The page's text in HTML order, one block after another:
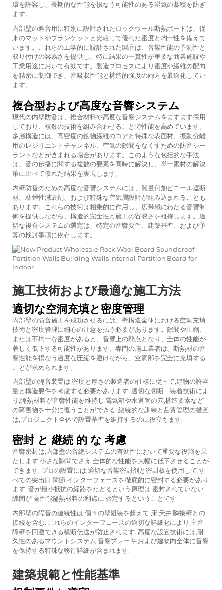
環を許容し、長期的な性能を損なう可能性のある湿気の蓄積を防ぎ
ます。
内部壁の遮音用に特別に設計されたロックウール断熱ボードは、従
来のマットやブランケットと比較して優れた密度と均一性を備えて
います。これらの工学的に設計された製品は、音響性能の予測性と
取り付けの容易さを提供し、特に結果の一貫性が重要な商業施設や
工業用途において有効です。製造プロセスにより密度や繊維の配向
を精密に制御でき、音吸収性能と構造的強度の両方を最適化してい
ます。
複合型および高度な音響システム
現代の内壁防音は、複合材料や高度な音響システムをますます採用
しており、複数の技術を組み合わせることで性能を高めています。
多層構造には、高密度の鉱物繊維のコアと特殊な表面材、振動分離
用のレジリエントチャンネル、空気の隙間をなくすための防音シー
ラントなどが含まれる場合があります。このような包括的な手法
は、音の伝播に関する複数の要素を同時に解決し、単一素材の解決
策に比べて優れた結果を実現します。
内壁防音のための高度な音響システムには、質量付加ビニール遮断
材、粘弾性減衰剤、および特殊な空気層設計が組み込まれることも
あります。これらの技術は相乗的に作用し、広帯域にわたる音響制
御を提供しながら、構造的完全性と施工の容易さを維持します。適
切な複合システムの選定は、特定の音響要件、建築基準、および予
算の検討事項に依存します。
施工技術および最適な施工方法
適切な空洞充填と密度管理
内部壁の防音施工を成功させるには、壁構造全体における空洞充填
技術と密度管理に細心の注意を払う必要があります。隙間や圧縮、
または不均一な密度があると、音響上の弱点となり、全体の性能が
著しく低下する可能性があります。専門の施工業者は、断熱材の音
響性能を損なう過度な圧縮を避けながら、空洞部を完全に充填する
ことが求められます。
内部壁の隔音装置は,密度と厚さの製造者の仕様に従って,建物の許容
量と構造要件を考慮する必要があります. 適切な切断・装着技術によ
り,隔熱材料が音響性能を維持し,電気箱や水道管の穴,構造要素など
の障害物を十分に覆うことができる. 継続的な訓練と品質管理の措置
は,プロジェクト全体で設置基準を維持するのに役立ちます.
密封 と 継続 的 な 考慮
音響密封は,内部壁の音絶システムの有効性において重要な役割を果
たします.小さな隙間でさえ,全体的な性能を大幅に低下させることが
できます. プロの設置には,適切な音響密封剤と密封板を使用して,す
べての突出口,関節,インターフェースを徹底的に密封する必要があり
ます. 音が最小抵抗の経路をたどるという原理は 密封されていない
隙間が 高性能隔熱材料の利点に 否定するということです
内部壁の隔音の連続性は,個々の壁組装を超えて,床,天井,隣接壁との
接続を含む. これらのインターフェースの適切な詳細化により,主音
障壁を回避できる横断伝送が防止されます. 高度な設置技術には,耐
久性のあるマウントシステム,音響ブレーキ,および建物内全体に音響
を保持する特殊な移行詳細が含まれます.
建築規範と性能基準